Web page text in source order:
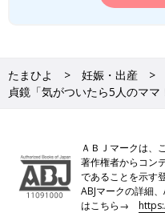
たまひよ 妊娠・出産
貞鏡「気がついたら5人のママ
ＡＢＪマークは、
著作権者からコン
であることを示す
ABJマークの詳細
はこちら→